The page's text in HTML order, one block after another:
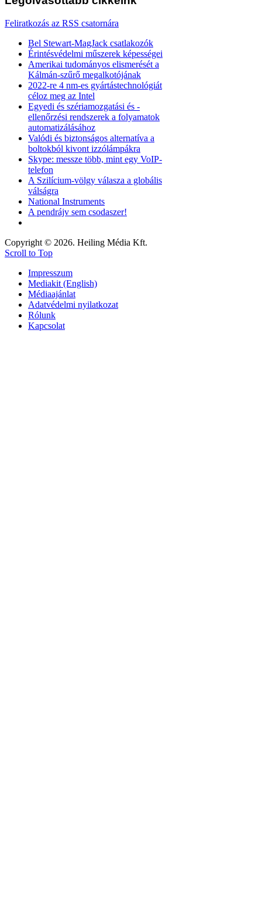
Feliratkozás az RSS csatornára
Bel Stewart-MagJack csatlakozók
Érintésvédelmi műszerek képességei
Amerikai tudományos elismerését a
Kálmán-szűrő megalkotójának
2022-re 4 nm-es gyártástechnológiát
céloz meg az Intel
Egyedi és szériamozgatási és -
ellenőrzési rendszerek a folyamatok
automatizálásához
Valódi és biztonságos alternatíva a
boltokból kivont izzólámpákra
Skype: messze több, mint egy VoIP-
telefon
A Szilícium-völgy válasza a globális
válságra
National Instruments
A pendrájv sem csodaszer!
Copyright © 2026. Heiling Média Kft.
Scroll to Top
Impresszum
Mediakit (English)
Médiaajánlat
Adatvédelmi nyilatkozat
Rólunk
Kapcsolat